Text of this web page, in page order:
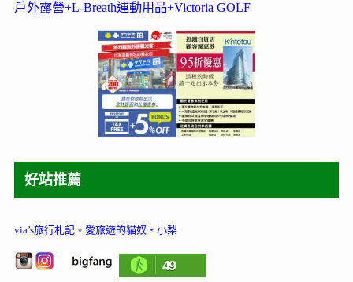
戶外露營+L-Breath運動用品+Victoria GOLF
好站推薦
via’s旅行札記。 愛旅遊的貓奴‧小梨
49